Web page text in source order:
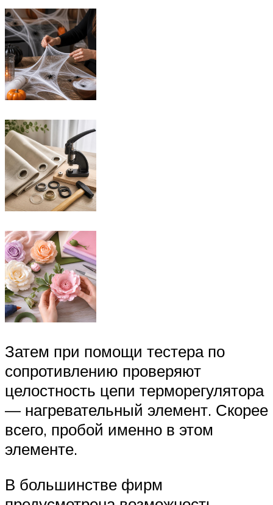
Затем при помощи тестера по
сопротивлению проверяют
целостность цепи терморегулятора
— нагревательный элемент. Скорее
всего, пробой именно в этом
элементе.
В большинстве фирм